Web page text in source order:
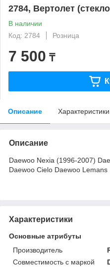
2784, Вертолет
В наличии
Код: 2784
Розница
7 500 ₸
Описание Характеристики
Описание
Daewoo Nexia (1996-2007)
Daewoo Cielo Daewoo Lemans
Характеристики
Основные атрибуты
Производитель
Совместимость с маркой